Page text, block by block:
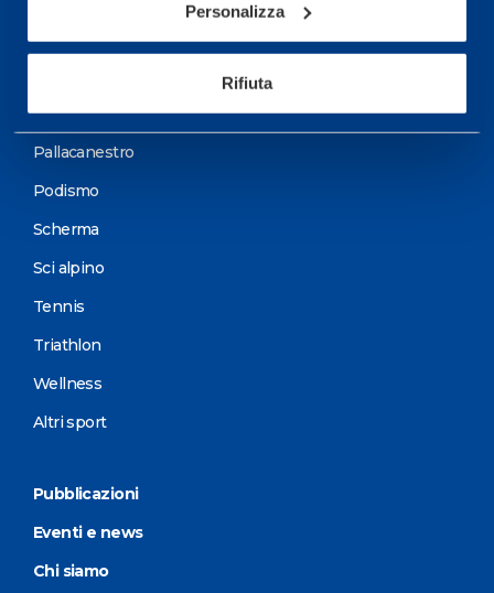
Personalizza
Rifiuta
Motorsports
Pallacanestro
Podismo
Scherma
Sci alpino
Tennis
Triathlon
Wellness
Altri sport
Pubblicazioni
Eventi e news
Chi siamo